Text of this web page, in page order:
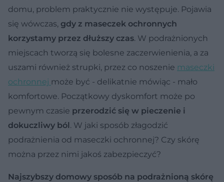
domu, problem praktycznie nie występuje. Pojawia
się wówczas, gdy z maseczek ochronnych
korzystamy przez dłuższy czas. W podrażnionych
miejscach tworzą się bolesne zaczerwienienia, a za
uszami również strupki, przez co noszenie maseczki
ochronnej może być - delikatnie mówiąc - mało
komfortowe. Początkowy dyskomfort może po
pewnym czasie przerodzić się w pieczenie i
dokuczliwy ból. W jaki sposób złagodzić
podrażnienia od maseczki ochronnej? Czy skórę
można przez nimi jakoś zabezpieczyć?
Najszybszy domowy sposób na podrażnioną skórę